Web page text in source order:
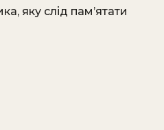
яку слід пам’ятати